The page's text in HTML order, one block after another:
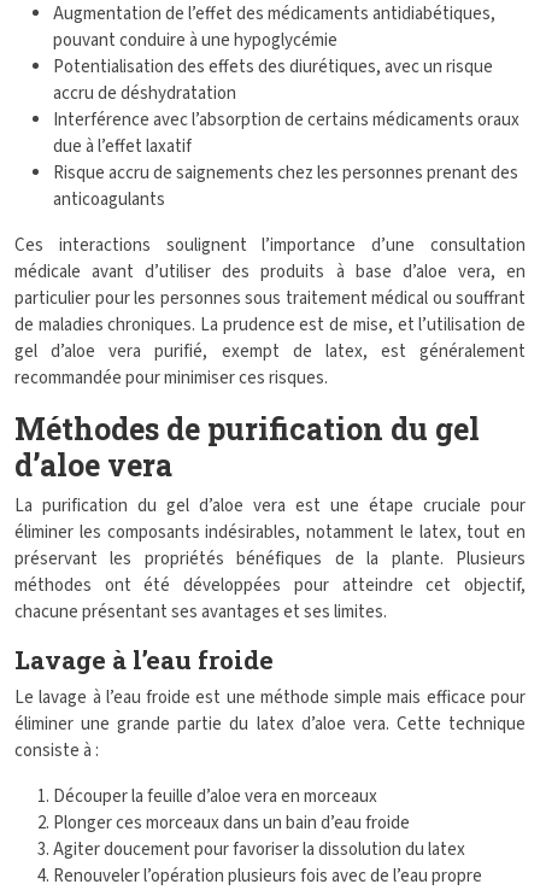
Augmentation de l’effet des médicaments antidiabétiques,
pouvant conduire à une hypoglycémie
Potentialisation des effets des diurétiques, avec un risque
accru de déshydratation
Interférence avec l’absorption de certains médicaments oraux
due à l’effet laxatif
Risque accru de saignements chez les personnes prenant des
anticoagulants
Ces interactions soulignent l’importance d’une consultation
médicale avant d’utiliser des produits à base d’aloe vera, en
particulier pour les personnes sous traitement médical ou souffrant
de maladies chroniques. La prudence est de mise, et l’utilisation de
gel d’aloe vera purifié, exempt de latex, est généralement
recommandée pour minimiser ces risques.
Méthodes de purification du gel
d’aloe vera
La purification du gel d’aloe vera est une étape cruciale pour
éliminer les composants indésirables, notamment le latex, tout en
préservant les propriétés bénéfiques de la plante. Plusieurs
méthodes ont été développées pour atteindre cet objectif,
chacune présentant ses avantages et ses limites.
Lavage à l’eau froide
Le lavage à l’eau froide est une méthode simple mais efficace pour
éliminer une grande partie du latex d’aloe vera. Cette technique
consiste à :
Découper la feuille d’aloe vera en morceaux
Plonger ces morceaux dans un bain d’eau froide
Agiter doucement pour favoriser la dissolution du latex
Renouveler l’opération plusieurs fois avec de l’eau propre